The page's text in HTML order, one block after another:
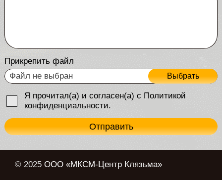
Прикрепить файл
Выбрать
Файл не выбран
Я прочитал(а) и согласен(а) с Политикой
конфиденциальности.
Отправить
© 2025ООО «МКСМ-Центр Клязьма»